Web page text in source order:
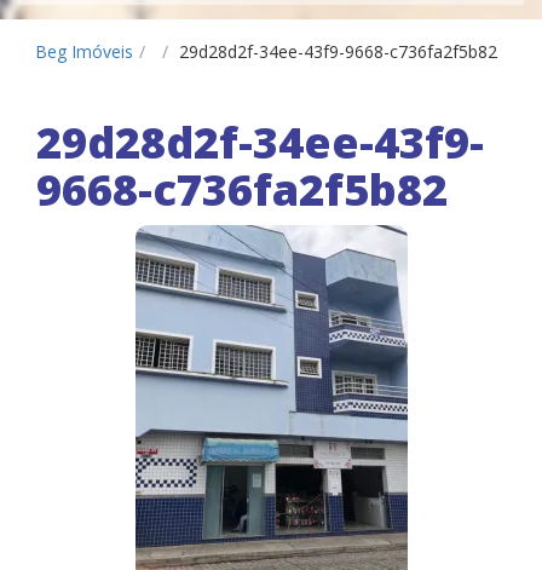
Beg Imóveis / / 29d28d2f-34ee-43f9-9668-c736fa2f5b82
29d28d2f-34ee-43f9-
9668-c736fa2f5b82